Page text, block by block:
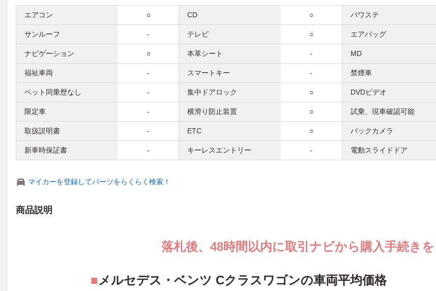
エアコン ○ CD ○ パワステ
サンルーフ - テレビ ○ エアバッグ
ナビゲーション ○ 本革シート - MD
福祉車両 - スマートキー - 禁煙車
ペット同乗歴なし - 集中ドアロック ○ DVDビデオ
限定車 - 横滑り防止装置 ○ 試乗、現車確認可能
取扱説明書 - ETC ○ バックカメラ
新車時保証書 - キーレスエントリー - 電動スライドドア
マイカーを登録してパーツをらくらく検索！
商品説明